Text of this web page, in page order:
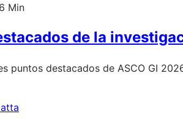
Min
de la
puntos destacados de ASCO GI